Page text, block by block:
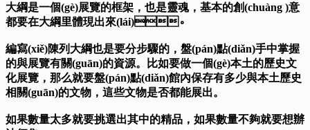
大綱是一個(gè)展覽的框架，也是靈魂，基本的創(chuàng )意
都要在大綱里體現出來(lái)。
編寫(xiě)陳列大綱也是要分步驟的，盤(pán)點(diǎn)手中掌握
的與展覽有關(guān)的資源。比如要做一個(gè)本土的歷史文
化展覽，那么就要盤(pán)點(diǎn)館內保存有多少與本土歷史
相關(guān)的文物，這些文物是否都能展出。
如果數量太多就要挑選出其中的精品，如果數量不夠就要想辦